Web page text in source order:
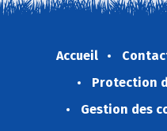
Accueil
Protection
Gestion des